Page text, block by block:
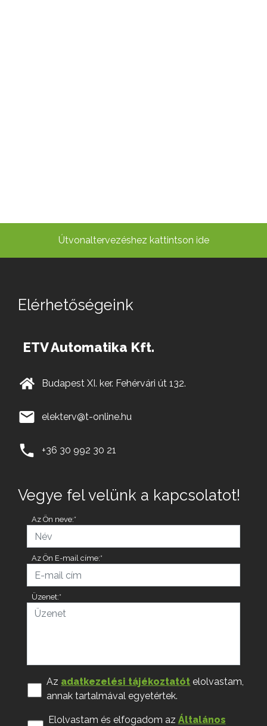
Útvonaltervezéshez kattintson ide
Elérhetőségeink
ETV Automatika Kft.
Budapest XI. ker. Fehérvári út 132.
elekterv@t-online.hu
+36 30 992 30 21
Vegye fel velünk a kapcsolatot!
Az Ön neve:*
Az Ön E-mail címe:*
Üzenet:*
Az adatkezelési tájékoztatót elolvastam,
annak tartalmával egyetértek.
Elolvastam és elfogadom az Általános